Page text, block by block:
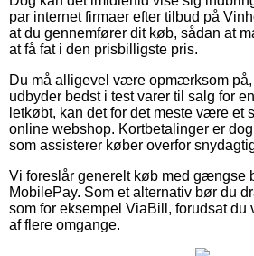
par internet firmaer efter tilbud på
at du gennemfører dit køb, sådan at
at få fat i den prisbilligste pris.
Du må alligevel være opmærksom
udbyder bedst i test varer til salg for
letkøbt, kan det for det meste være et
online webshop. Kortbetalinger er
som assisterer køber overfor
Vi foreslår generelt køb med gængse
MobilePay. Som et alternativ bør du
som for eksempel ViaBill, forudsat du
af flere omgange.